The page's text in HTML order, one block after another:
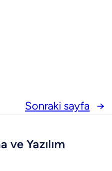
Sonraki sayfa →
ve Yazılım